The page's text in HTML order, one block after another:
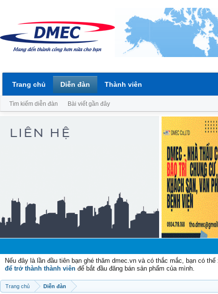
Nếu đây là lần đầu tiên bạn ghé thăm dmec.vn và có thắc mắc, bạn có
để trở thành thành viên để bắt đầu đăng bán sản phẩm của mình.
Trang chủ Diễn đàn
Trang chủ Diễn đàn
Tìm kiếm diễn đàn Bài viết gần đây
Thành viên